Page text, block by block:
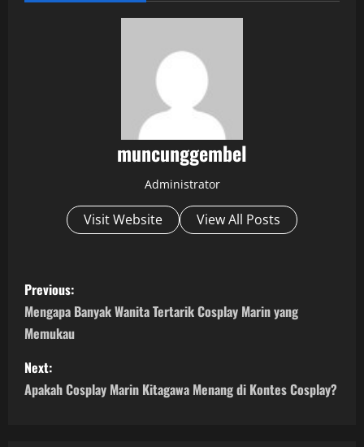
muncunggembel
Administrator
Visit Website View All Posts
P
o
s
t
Previous:
Mengapa Banyak Wanita Tertarik Cosplay Marin yang
Memukau
Next:
Apakah Cosplay Marin Kitagawa Menang di Kontes Cosplay?